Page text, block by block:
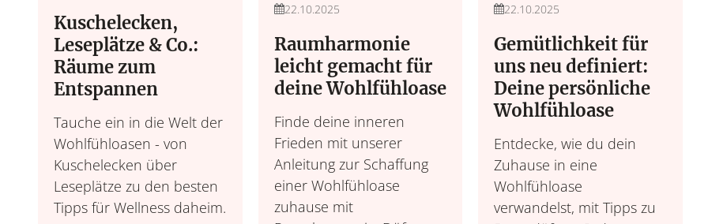
Kuschelecken,
Leseplätze & Co.:
Räume zum
Entspannen
Tauche ein in die Welt der
Wohlfühloasen - von
Kuschelecken über
Leseplätze zu den besten
Tipps für Wellness daheim.
22.10.2025
Raumharmonie
leicht gemacht für
deine Wohlfühloase
Finde deine inneren
Frieden mit unserer
Anleitung zur Schaffung
einer Wohlfühloase
zuhause mit
22.10.2025
Gemütlichkeit für
uns neu definiert:
Deine persönliche
Wohlfühloase
Entdecke, wie du dein
Zuhause in eine
Wohlfühloase
verwandelst, mit Tipps zu